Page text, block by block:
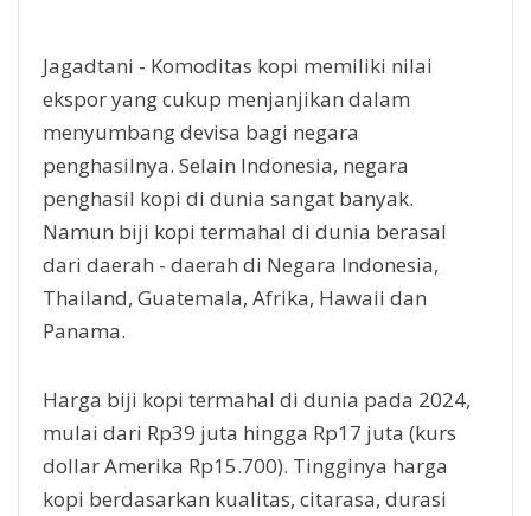
Jagadtani - Komoditas kopi memiliki nilai
ekspor yang cukup menjanjikan dalam
menyumbang devisa bagi negara
penghasilnya. Selain Indonesia, negara
penghasil kopi di dunia sangat banyak.
Namun biji kopi termahal di dunia berasal
dari daerah - daerah di Negara Indonesia,
Thailand, Guatemala, Afrika, Hawaii dan
Panama.
Harga biji kopi termahal di dunia pada 2024,
mulai dari Rp39 juta hingga Rp17 juta (kurs
dollar Amerika Rp15.700). Tingginya harga
kopi berdasarkan kualitas, citarasa, durasi